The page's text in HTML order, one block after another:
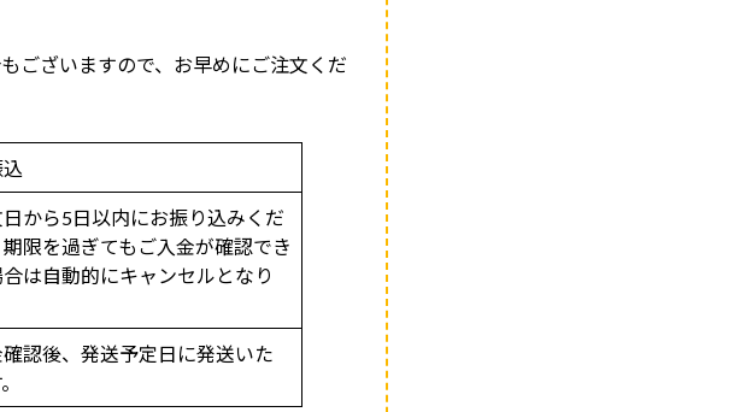
ございますので、お早めにご注文くだ
日から5日以内にお振り込みくだ
期限を過ぎてもご入金が確認でき
は自動的にキャンセルとなり
確認後、発送予定日に発送いた